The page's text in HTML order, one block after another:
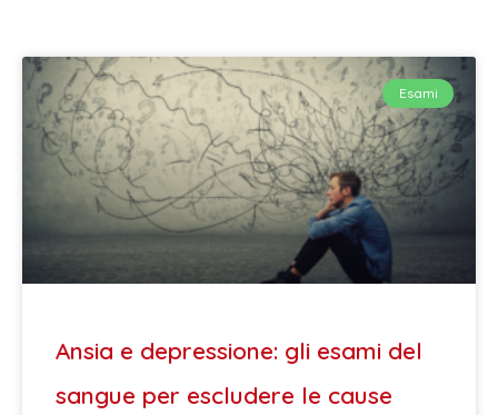
Esami
Ansia e depressione: gli esami del
sangue per escludere le cause